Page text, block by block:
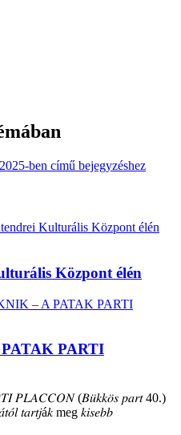
Központ élén
PARTI
𝑃𝐿𝐴𝐶𝐶𝑂𝑁 (𝐵𝑢̈𝑘𝑘𝑜̈𝑠 𝑝𝑎𝑟𝑡 40.)
𝑡𝑎𝑟𝑡𝑗á𝑘 meg 𝑘𝑖𝑠𝑒𝑏𝑏